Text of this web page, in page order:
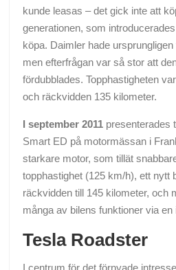
kunde leasas – det gick inte att
generationen, som
köpa. Daimler hade
men efterfrågan var så stor att
fördubblades. Topphastigheten
och räckvidden 135 kilometer.
I september 2011 presenterades
Smart ED på motormässan i
starkare motor, som tillät
topphastighet (125 km/h), ett nytt
räckvidden till 145 kilometer, och
många av bilens funktioner via en
Tesla Roadster
I centrum för det förnyade